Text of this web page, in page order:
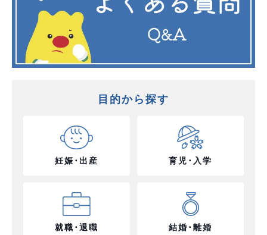
目的から探す
妊娠･出産 育児･入学
就職･退職 結婚･離婚